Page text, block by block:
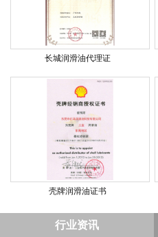
长城润滑油代理证
壳牌润滑油证书
行业资讯